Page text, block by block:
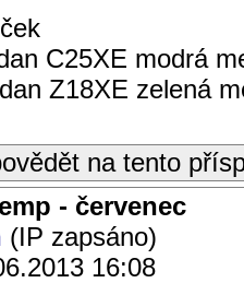
C25XE modrá
Z18XE zelená
na tento
- červenec
(IP zapsáno)
16:08